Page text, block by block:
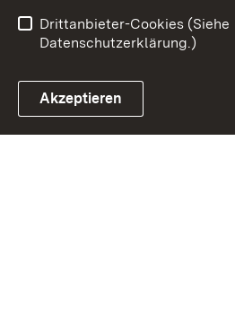
Drittanbieter-Cookies (Siehe
Datenschutzerklärung.)
Akzeptieren